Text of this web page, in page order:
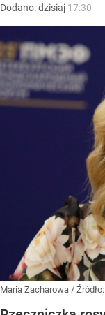
Dodano:dzisiaj 17:30
Maria Zacharowa / Źródło: